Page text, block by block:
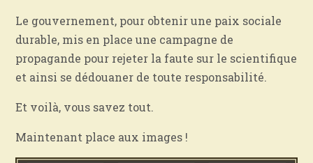
Le gouvernement, pour obtenir une paix sociale
durable, mis en place une campagne de
propagande pour rejeter la faute sur le scientifique
et ainsi se dédouaner de toute responsabilité.
Et voilà, vous savez tout.
Maintenant place aux images !